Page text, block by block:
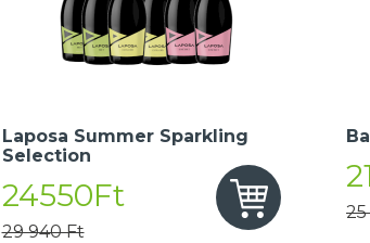
Laposa Summer Sparkling
Selection
24550Ft
29 940 Ft